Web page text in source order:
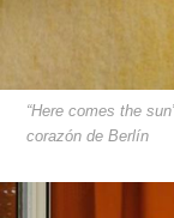
“Here comes the
corazón de Berlín